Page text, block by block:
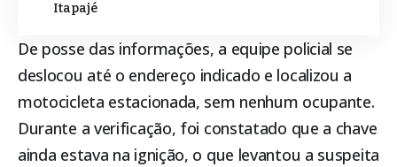
Itapajé
De posse das informações, a equipe policial se
deslocou até o endereço indicado e localizou a
motocicleta estacionada, sem nenhum ocupante.
Durante a verificação, foi constatado que a chave
ainda estava na ignição, o que levantou a suspeita